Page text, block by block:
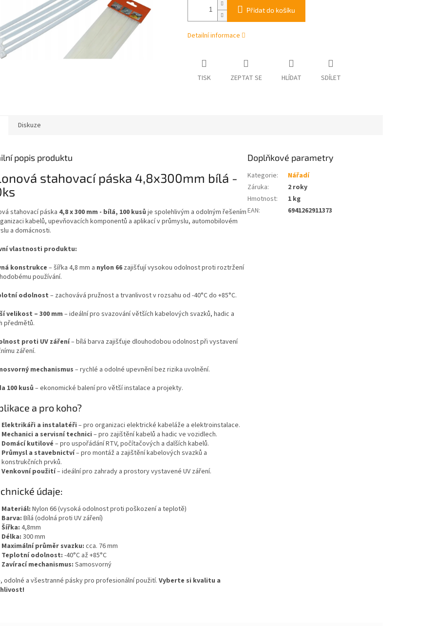
Přidat do košíku
Detailní informace
TISK ZEPTAT SE HLÍDAT SDÍLET
Diskuze
popis produktu
stahovací páska 4,8x300mm bílá -
stahovací páska 4,8 x 300 mm - bílá, 100 kusů je spolehlivým a odolným řešením
kabelů, upevňovacích komponentů a aplikací v průmyslu, automobilovém
a domácnosti.
vlastnosti produktu:
konstrukce – šířka 4,8 mm a nylon 66 zajišťují vysokou odolnost proti roztržení
používání.
odolnost– zachovává pružnost a trvanlivost v rozsahu od -40°C do +85°C.
velikost – 300 mm – ideální pro svazování větších kabelových svazků, hadic a
předmětů.
proti UV záření– bílá barva zajišťuje dlouhodobou odolnost při vystavení
záření.
mechanismus– rychlé a odolné upevnění bez rizika uvolnění.
100 kusů– ekonomické balení pro větší instalace a projekty.
a pro koho?
Elektrikáři a instalatéři – pro organizaci elektrické kabeláže a elektroinstalace.
Mechanici a servisní technici – pro zajištění kabelů a hadic ve vozidlech.
Domácí kutilové – pro uspořádání RTV, počítačových a dalších kabelů.
Průmysl a stavebnictví– pro montáž a zajištění kabelových svazků a
konstrukčních prvků.
Venkovní použití– ideální pro zahrady a prostory vystavené UV záření.
údaje:
Materiál: Nylon 66 (vysoká odolnost proti poškození a teplotě)
Barva: Bílá (odolná proti UV záření)
Šířka: 4,8mm
Délka: 300 mm
Maximální průměr svazku: cca. 76 mm
Teplotní odolnost: -40°C až +85°C
Zavírací mechanismus: Samosvorný
odolné a všestranné pásky pro profesionální použití. Vyberte si kvalitu a
Doplňkové parametry
Kategorie:
Nářadí
Záruka:
2 roky
Hmotnost:
1 kg
EAN: 6941262911373